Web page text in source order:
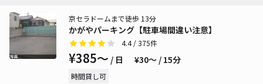
かがやパーキング【駐車場間違い注意】
京セラドームまで徒歩 13分
4.4/ 375件
¥385〜 / 日 ¥30〜 / 15分
時間貸し可